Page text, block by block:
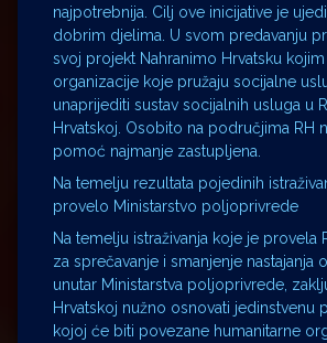
najpotrebnija. Cilj ove inicijative je
dobrim djelima. U svom predavanju
svoj projekt Nahranimo Hrvatsku
organizacije koje pružaju socijalne
unaprijediti sustav socijalnih usluga u
Hrvatskoj. Osobito na područjima RH
pomoć najmanje zastupljena.
Na temelju rezultata pojedinih
provelo Ministarstvo poljoprivrede
Na temelju istraživanja koje je provela
za sprečavanje i smanjenje nastajanja
unutar Ministarstva poljoprivrede,
Hrvatskoj nužno osnovati jedinstvenu
kojoj će biti povezane humanitarne